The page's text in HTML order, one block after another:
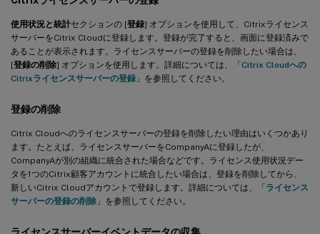
使用状況と統計セクションの [登録] オプションを使用して、Citrixライセンス
サーバーをCitrix Cloudに登録します。登録が完了すると、画面に登録済みで
あることが表示されます。ライセンスサーバーの登録を削除したい場合は、
[登録の削除] オプションを使用します。詳細については、「 Citrix Cloudへの
Citrixライセンスサーバーの登録 」を参照してください。
登録の削除
Citrix Cloudへのライセンスサーバーの登録を削除したい理由はいくつかあり
ます。たとえば、ライセンスサーバーをCompanyAに登録したが、
CompanyAが別の組織に統合された場合などです。ライセンス使用状況デー
タを1つのCitrix顧客アカウントに統合したい場合は、登録を削除してから、
新しいCitrix Cloudアカウントで登録します。詳細については、「 ライセンス
サーバーの登録の削除 」を参照してください。